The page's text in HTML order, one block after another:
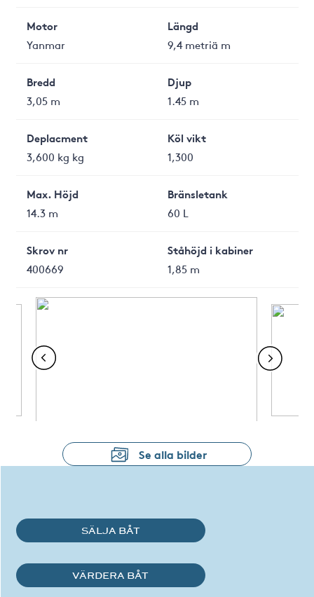
Motor
Yanmar
Längd
9,4 metriä m
Bredd
3,05 m
Djup
1.45 m
Deplacment
3,600 kg kg
Köl vikt
1,300
Max. Höjd
14.3 m
Bränsletank
60 L
Skrov nr
400669
Ståhöjd i kabiner
1,85 m
Se alla bilder
SÄLJA BÅT
VÄRDERA BÅT